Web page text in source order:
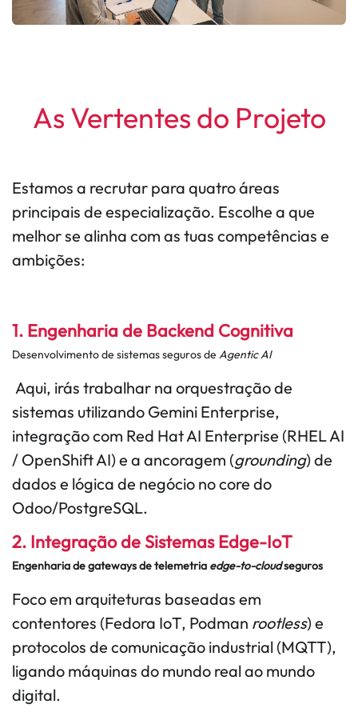
As Vertentes do Projeto
Estamos a recrutar para quatro áreas
principais de especialização. Escolhe a que
melhor se alinha com as tuas competências e
ambições:
1. Engenharia de Backend Cognitiva
Desenvolvimento de sistemas seguros de Agentic AI
Aqui, irás trabalhar na orquestração de
sistemas utilizando Gemini Enterprise,
integração com Red Hat AI Enterprise (RHEL AI
/ OpenShift AI) e a ancoragem (grounding) de
dados e lógica de negócio no core do
Odoo/PostgreSQL.
2. Integração de Sistemas Edge-IoT
Engenharia de gateways de telemetria edge-to-cloudseguros
Foco em arquiteturas baseadas em
contentores (Fedora IoT, Podman rootless) e
protocolos de comunicação industrial (MQTT),
ligando máquinas do mundo real ao mundo
digital.